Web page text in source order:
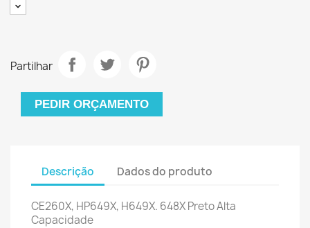
Partilhar
PEDIR ORÇAMENTO
Descrição Dados do produto
CE260X, HP649X, H649X. 648X Preto Alta
Capacidade